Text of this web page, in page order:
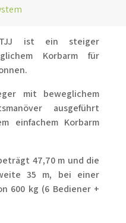
ist ein steiger
Korbarm für
mit beweglichem
ausgeführt
einfachem Korbarm
47,70 m und die
35 m, bei einer
600 kg (6 Bediener +